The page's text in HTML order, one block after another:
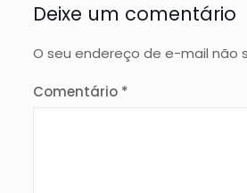
Deixe um comentário
O seu endereço de e-mail não
Comentário *